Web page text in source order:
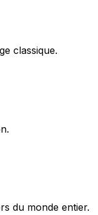
classique.
du monde entier.